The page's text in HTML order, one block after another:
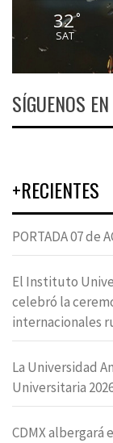
32°
SAT
SÍGUENOS
+RECIENTES
PORTADA 07 de
El Instituto
celebró la
internacionales
La Universidad
Universitaria
CDMX albergará